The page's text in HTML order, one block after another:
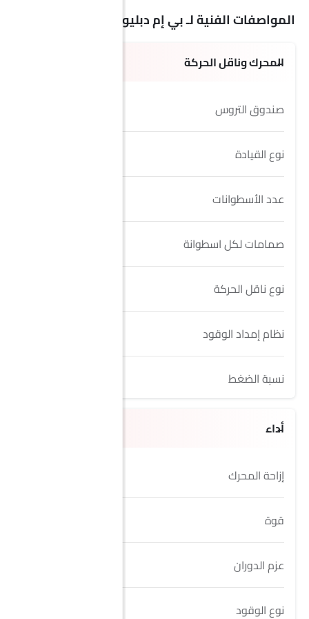
المواصفات الفنية لـ بي إم دبليو X4 xDrive35i
المحرك وناقل الحركة
صندوق التروس
نوع القيادة
عدد الأسطوانات
صمامات لكل اسطوانة
نوع ناقل الحركة
نظام إمداد الوقود
نسبة الضغط
أداء
إزاحة المحرك
قوة
عزم الدوران
نوع الوقود